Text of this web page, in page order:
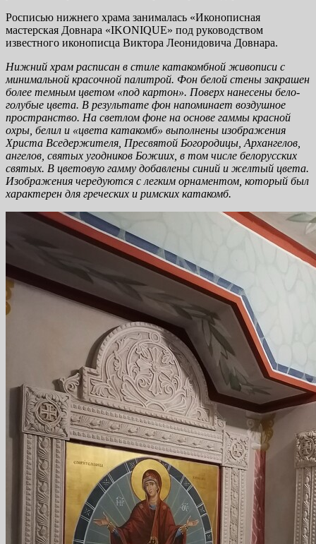
Росписью нижнего храма занималась «Иконописная
мастерская Довнара «IKONIQUE» под руководством
известного иконописца Виктора Леонидовича Довнара.
Нижний храм расписан в стиле катакомбной живописи с
минимальной красочной палитрой. Фон белой стены закрашен
более темным цветом «под картон». Поверх нанесены бело-
голубые цвета. В результате фон напоминает воздушное
пространство. На светлом фоне на основе гаммы красной
охры, белил и «цвета катакомб» выполнены изображения
Христа Вседержителя, Пресвятой Богородицы, Архангелов,
ангелов, святых угодников Божиих, в том числе белорусских
святых. В цветовую гамму добавлены синий и желтый цвета.
Изображения чередуются с легким орнаментом, который был
характерен для греческих и римских катакомб.